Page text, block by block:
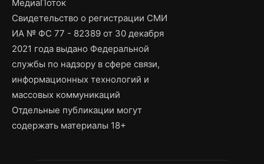
МедиаПоток
Свидетельство о регистрации СМИ
ИА № ФС 77 - 82389 от 30 декабря
2021 года выдано Федеральной
службы по надзору в сфере связи,
информационных технологий и
массовых коммуникаций
Отдельные публикации могут
содержать материалы 18+